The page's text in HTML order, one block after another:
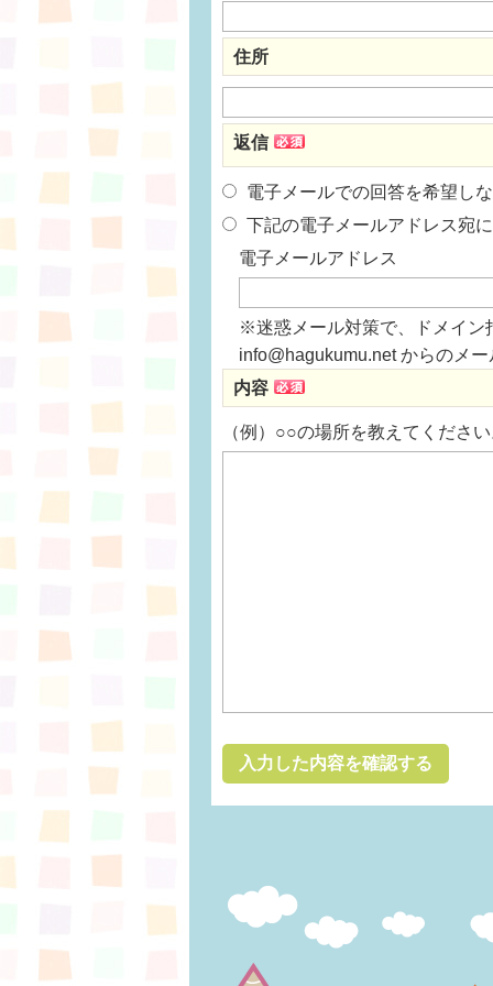
住所
返信
電子メールでの回答を希望し
下記の電子メールアドレス宛
電子メールアドレス
※迷惑メール対策で、ドメイン
info@hagukumu.net からのメ
内容
（例）○○の場所を教えてくださ